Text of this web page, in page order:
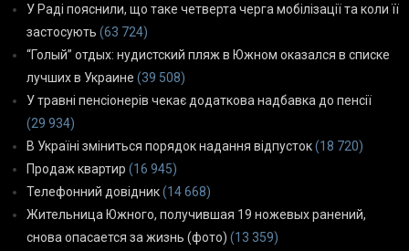
У Раді пояснили, що таке четверта черга мобілізації та коли її
застосують (63 724)
“Голый” отдых: нудистский пляж в Южном оказался в списке
лучших в Украине (39 508)
У травні пенсіонерів чекає додаткова надбавка до пенсії
(29 934)
В Україні зміниться порядок надання відпусток(18 720)
Продаж квартир (16 945)
Телефонний довідник(14 668)
Жительница Южного, получившая 19 ножевых ранений,
снова опасается за жизнь (фото) (13 359)